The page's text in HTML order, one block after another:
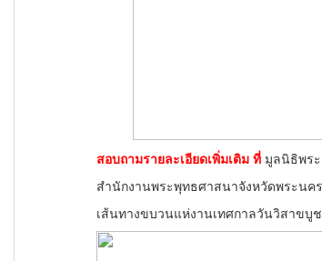
สอบถามรายละเอียดเพิ่มเติม ที่ มูลนิธิพร
สำนักงานพระพุทธศาสนาจังหวัดพระนค
เส้นทางขบวนแห่งานเทศกาลวันวิสาขบูช